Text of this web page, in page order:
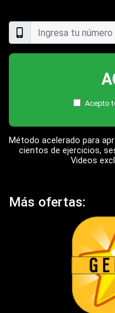
Acepto
Método acelerado para
cientos de ejercicios,
Videos
Más ofertas: